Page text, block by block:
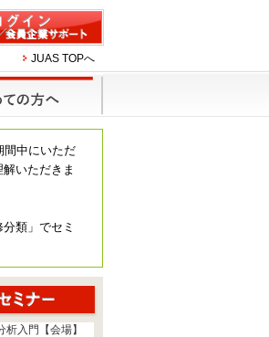
JUAS TOPへ
間中にいただ
いただきま
類」でセミ
入門【会場】